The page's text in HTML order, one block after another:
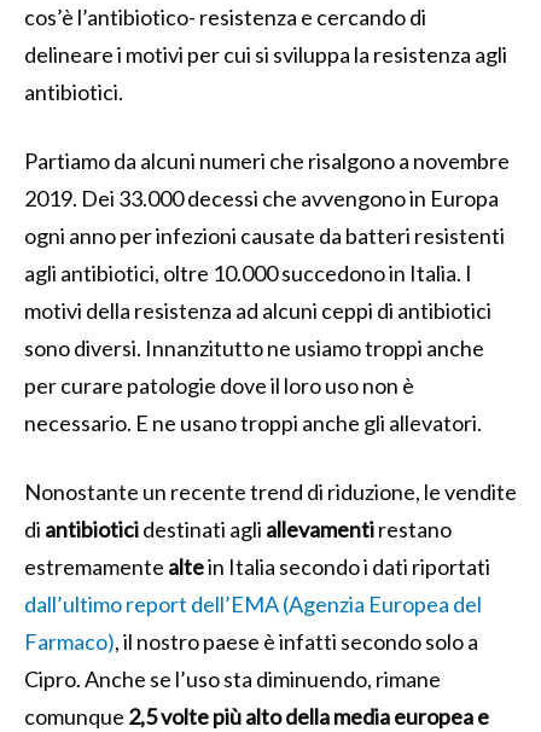
cos’è l’antibiotico- resistenza e cercando di
delineare i motivi per cui si sviluppa la resistenza agli
antibiotici.
Partiamo da alcuni numeri che risalgono a novembre
2019. Dei 33.000 decessi che avvengono in Europa
ogni anno per infezioni causate da batteri resistenti
agli antibiotici, oltre 10.000 succedono in Italia. I
motivi della resistenza ad alcuni ceppi di antibiotici
sono diversi. Innanzitutto ne usiamo troppi anche
per curare patologie dove il loro uso non è
necessario. E ne usano troppi anche gli allevatori.
Nonostante un recente trend di riduzione, le vendite
di antibioticidestinati agli allevamentirestano
estremamente altein Italia secondo i dati riportati
dall’ultimo report dell’EMA (Agenzia Europea del
Farmaco), il nostro paese è infatti secondo solo a
Cipro. Anche se l’uso sta diminuendo, rimane
comunque 2,5 volte più alto della media europea e